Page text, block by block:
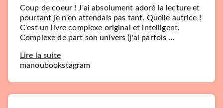
Coup de coeur ! J'ai absolument adoré la lecture et
pourtant je n'en attendais pas tant. Quelle autrice !
C'est un livre complexe original et intelligent.
Complexe de part son univers (j'ai parfois ...
Lire la suite
manoubookstagram